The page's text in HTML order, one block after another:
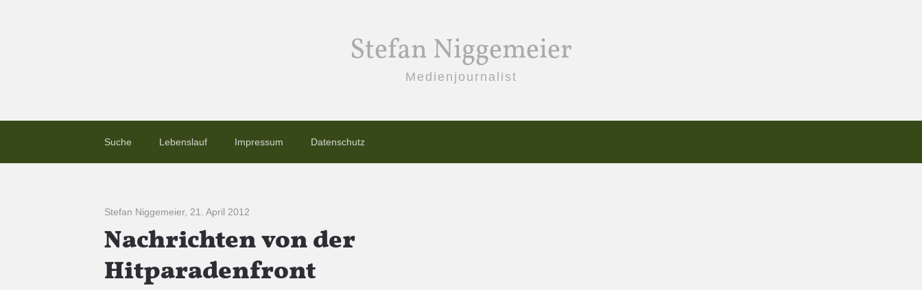
Stefan Niggemeier
Medienjournalist
Suche Lebenslauf Impressum Datenschutz
Stefan Niggemeier, 21. April 2012
Nachrichten von der
Hitparadenfront